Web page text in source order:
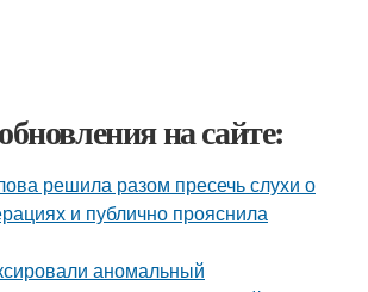
на сайте:
решила разом пресечь слухи о
и публично прояснила
аномальный